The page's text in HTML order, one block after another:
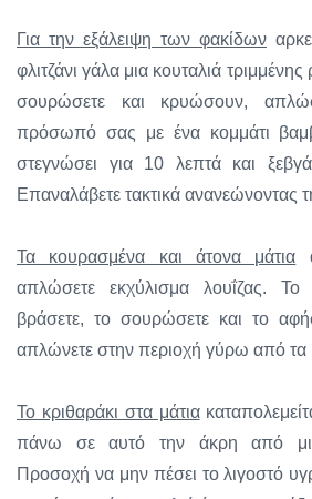
Για την εξάλειψη των φακίδων
φλιτζάνι γάλα μια κουταλιά
σουρώσετε και κρυώσουν,
πρόσωπό σας με ένα κομμάτι
στεγνώσει για 10 λεπτά και
Επαναλάβετε τακτικά ανανεώνοντας
Τα κουρασμένα και άτονα μάτια
απλώσετε εκχύλισμα λουΐζας.
βράσετε, το σουρώσετε και το
απλώνετε στην περιοχή γύρω από τα
Το κριθαράκι στα μάτια
πάνω σε αυτό την άκρη από
Προσοχή να μην πέσει το λιγοστό